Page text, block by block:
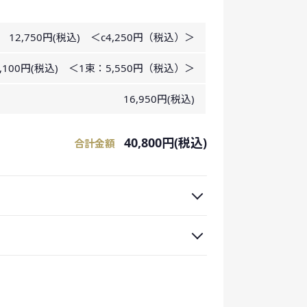
12,750円(税込) ＜c4,250円（税込）＞
円(税込) ＜1束：5,550円（税込）＞
16,950円(税込)
合計金額 40,800円(税込)